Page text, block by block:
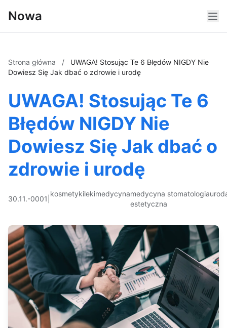
Nowa
Strona główna /
UWAGA! Stosując Te 6 Błędów NIGDY Nie
Dowiesz Się Jak dbać o zdrowie i urodę
UWAGA! Stosując Te 6
Błędów NIGDY Nie
Dowiesz Się Jak dbać o
zdrowie i urodę
30.11.-0001
kosmetykilekimedycynamedycyna
estetyczna
stomatologia